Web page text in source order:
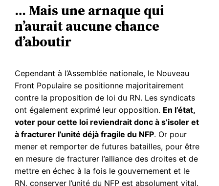
… Mais une arnaque qui
n’aurait aucune chance
d’aboutir
Cependant à l’Assemblée nationale, le Nouveau
Front Populaire se positionne majoritairement
contre la proposition de loi du RN. Les syndicats
ont également exprimé leur opposition. En l’état,
voter pour cette loi reviendrait donc à s’isoler et
à fracturer l’unité déjà fragile du NFP. Or pour
mener et remporter de futures batailles, pour être
en mesure de fracturer l’alliance des droites et de
mettre en échec à la fois le gouvernement et le
RN, conserver l’unité du NFP est absolument vital.